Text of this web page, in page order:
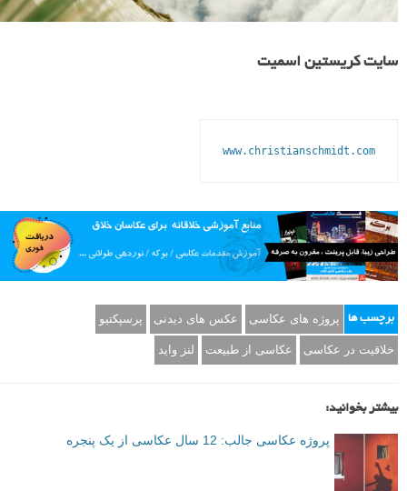
سایت کریستین اسمیت
www.christianschmidt.com
برچسب ها پروژه های عکاسی عکس های دیدنی پرسپکتیو
خلاقیت در عکاسی عکاسی از طبیعت لنز واید
بیشتر بخوانید:
پروژه عکاسی جالب: 12 سال عکاسی از یک پنجره